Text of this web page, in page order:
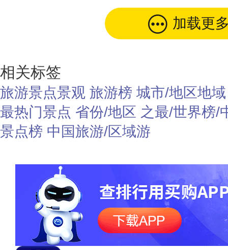
加载更
相关标签
旅游景点景观 旅游榜 城市/地区地域
最热门景点 省份/地区 之最/世界榜/
景点榜 中国旅游/区域游